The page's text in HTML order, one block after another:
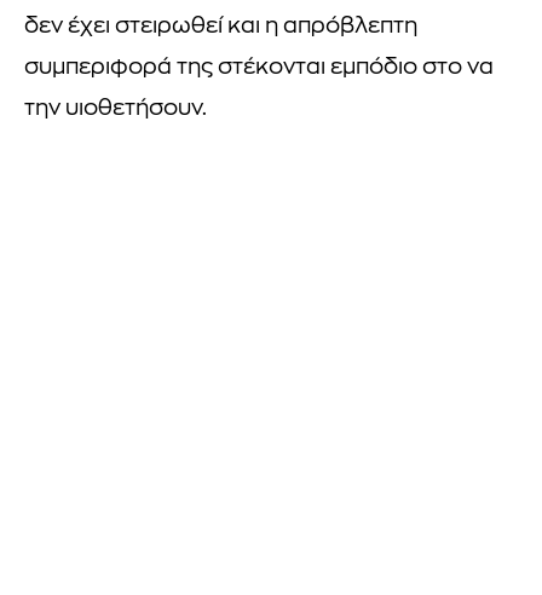
δεν έχει στειρωθεί και η απρόβλεπτη
συμπεριφορά της στέκονται εμπόδιο στο να
την υιοθετήσουν.